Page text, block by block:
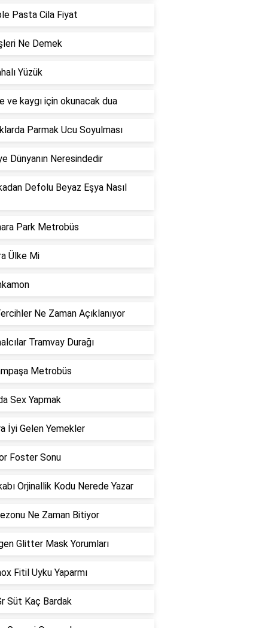
Pasta Cila Fiyat
Ne Demek
Yüzük
ve kaygı için okunacak dua
Parmak Ucu Soyulması
Dünyanın Neresindedir
Defolu Beyaz Eşya Nasıl
Park Metrobüs
Ülke Mi
Ne Zaman Açıklanıyor
Tramvay Durağı
Metrobüs
Sex Yapmak
İyi Gelen Yemekler
Foster Sonu
Orjinallik Kodu Nerede Yazar
Ne Zaman Bitiyor
Glitter Mask Yorumları
Fitil Uyku Yaparmı
Süt Kaç Bardak